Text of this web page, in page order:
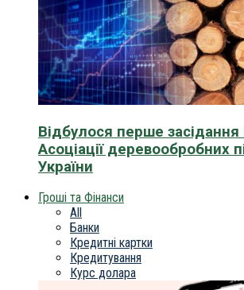
Відбулося перше засідання
Асоціації деревообробних
України
Гроші та Фінанси
All
Банки
Кредитні картки
Кредитування
Курс долара